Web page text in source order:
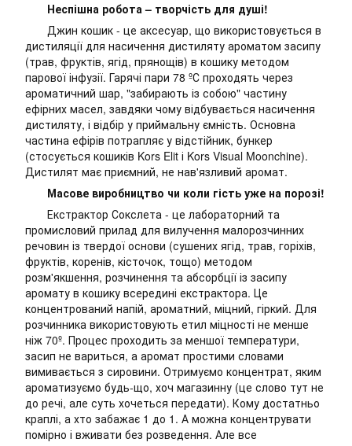
Неспішна робота – творчість для душі!
Джин кошик - це аксесуар, що використовується в
дистиляції для насичення дистиляту ароматом засипу
(трав, фруктів, ягід, прянощів) в кошику методом
парової інфузії. Гарячі пари 78 ºС проходять через
ароматичний шар, "забирають із собою" частину
ефірних масел, завдяки чому відбувається насичення
дистиляту, і відбір у приймальну ємність. Основна
частина ефірів потрапляє у відстійник, бункер
(стосується кошиків Kors Elit і Kors Visual Moonchine).
Дистилят має приємний, не нав'язливий аромат.
Масове виробництво чи коли гість уже на порозі!
Екстрактор Сокслета - це лабораторний та
промисловий прилад для вилучення малорозчинних
речовин із твердої основи (сушених ягід, трав, горіхів,
фруктів, коренів, кісточок, тощо) методом
розм'якшення, розчинення та абсорбції із засипу
аромату в кошику всередині екстрактора. Це
концентрований напій, ароматний, міцний, гіркий. Для
розчинника використовують етил міцності не менше
ніж 70º. Процес проходить за меншої температури,
засип не вариться, а аромат простими словами
вимивається з сировини. Отримуємо концентрат, яким
ароматизуємо будь-що, хоч магазинну (це слово тут не
до речі, але суть хочеться передати). Кому достатньо
краплі, а хто забажає 1 до 1. А можна концентрувати
помірно і вживати без розведення. Але все